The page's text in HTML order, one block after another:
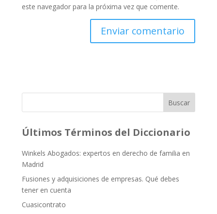
este navegador para la próxima vez que comente.
Buscar
Últimos Términos del Diccionario
Winkels Abogados: expertos en derecho de familia en
Madrid
Fusiones y adquisiciones de empresas. Qué debes
tener en cuenta
Cuasicontrato